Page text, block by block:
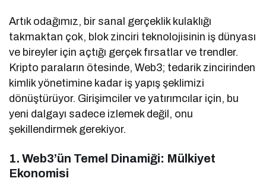
Artık odağımız, bir sanal gerçeklik kulaklığı
takmaktan çok, blok zinciri teknolojisinin iş dünyası
ve bireyler için açtığı gerçek fırsatlar ve trendler.
Kripto paraların ötesinde, Web3; tedarik zincirinden
kimlik yönetimine kadar iş yapış şeklimizi
dönüştürüyor. Girişimciler ve yatırımcılar için, bu
yeni dalgayı sadece izlemek değil, onu
şekillendirmek gerekiyor.
1. Web3’ün Temel Dinamiği: Mülkiyet
Ekonomisi